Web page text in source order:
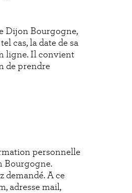
Dijon Bourgogne,
cas, la date de sa
ligne. Il convient
de prendre
personnelle
Bourgogne.
demandé. A ce
adresse mail,